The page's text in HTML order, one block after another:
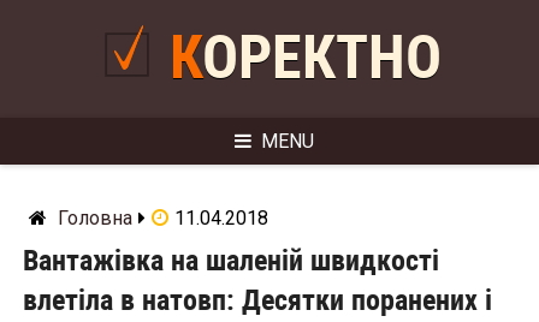
КОРЕКТНО
MENU
Головна 11.04.2018
Вантажівка на шаленій швидкості
влетіла в натовп: Десятки поранених і